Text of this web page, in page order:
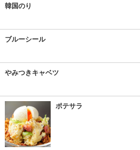
韓国のり
ブルーシール
やみつきキャベツ
ポテサラ